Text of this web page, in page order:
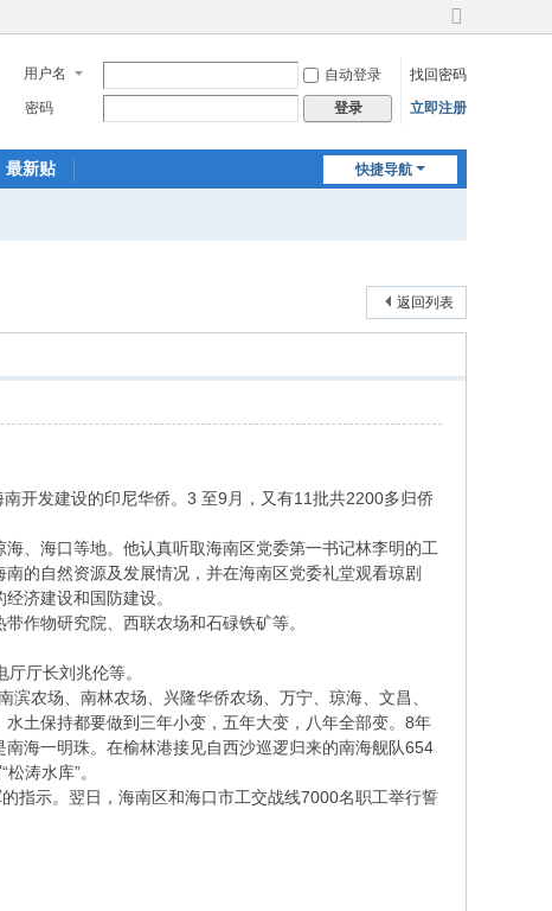
切
到
宽
用户名 自动登录
找回密码
密码
登录 立即注册
快捷导航
最新贴
返回列表
开发建设的印尼华侨。3 至9月，又有11批共2200多归侨
、海口等地。他认真听取海南区党委第一书记林李明的工
的自然资源及发展情况，并在海南区党委礼堂观看琼剧
济建设和国防建设。
作物研究院、西联农场和石碌铁矿等。
厅长刘兆伦等。
农场、南林农场、兴隆华侨农场、万宁、琼海、文昌、
土保持都要做到三年小变，五年大变，八年全部变。8年
海一明珠。在榆林港接见自西沙巡逻归来的南海舰队654
涛水库”。
指示。翌日，海南区和海口市工交战线7000名职工举行誓